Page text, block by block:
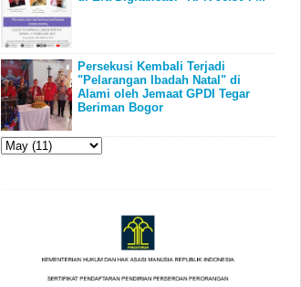
Persekusi Kembali Terjadi
"Pelarangan Ibadah Natal" di
Alami oleh Jemaat GPDI Tegar
Beriman Bogor